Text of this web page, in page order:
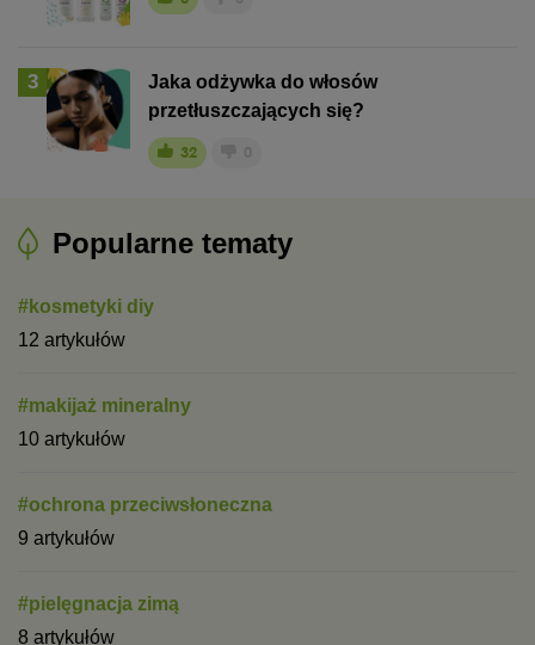
3
Jaka odżywka do włosów
przetłuszczających się?
32
Popularne tematy
#kosmetyki diy
12 artykułów
#makijaż mineralny
10 artykułów
#ochrona przeciwsłoneczna
9 artykułów
#pielęgnacja zimą
8 artykułów